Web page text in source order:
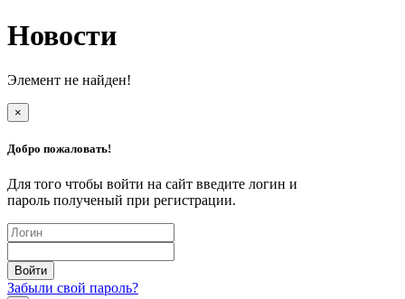
Новости
Элемент не найден!
×
Добро пожаловать!
Для того чтобы войти на сайт введите логин и
пароль полученый при регистрации.
Забыли свой пароль?